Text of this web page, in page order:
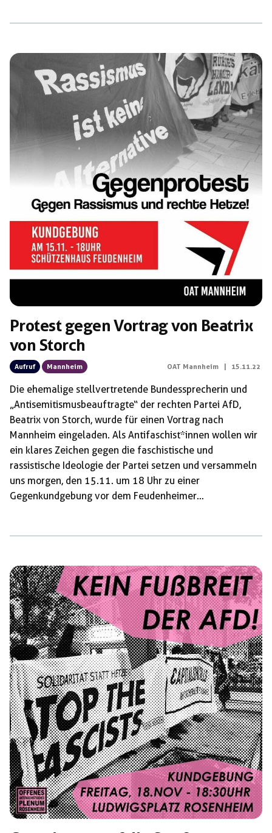
Tübingen
Protest gegen Vortrag von Beatrix
von Storch
Aufruf Mannheim OAT Mannheim 15.11.22
Die ehemalige stellvertretende Bundessprecherin und
„Antisemitismusbeauftragte“ der rechten Partei AfD,
Beatrix von Storch, wurde für einen Vortrag nach
Mannheim eingeladen. Als Antifaschist*innen wollen wir
ein klares Zeichen gegen die faschistische und
rassistische Ideologie der Partei setzen und versammeln
uns morgen, den 15.11. um 18 Uhr zu einer
Gegenkundgebung vor dem Feudenheimer